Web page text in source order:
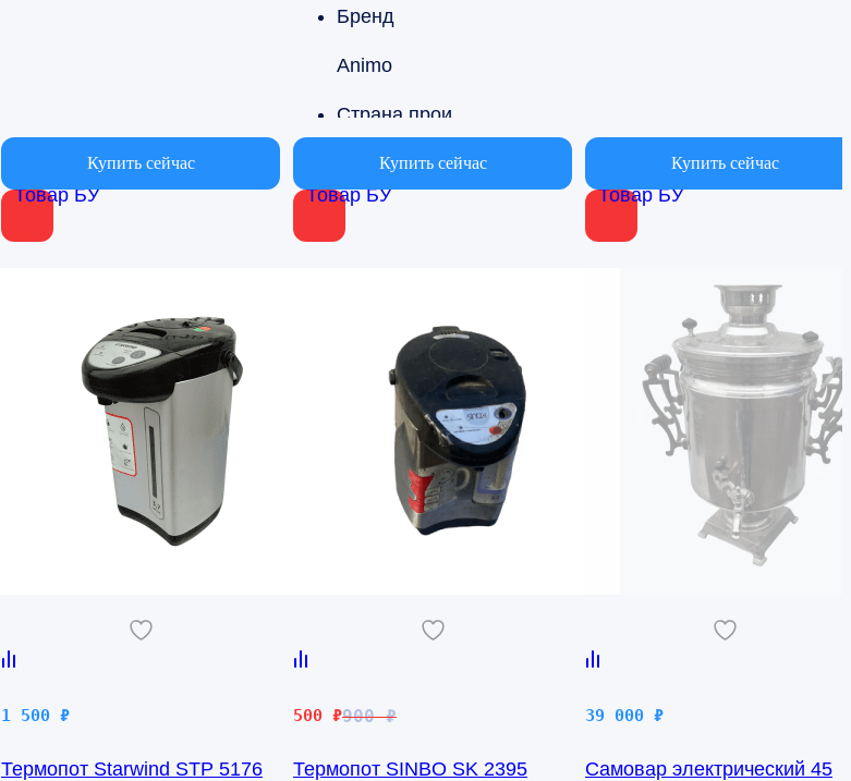
Товар БУ
Купить сейчас
Товар БУ
Бренд
Animo
Нидерланды
Объем
Купить сейчас
Товар БУ
Купить сейчас
1 500 ₽
Термопот Starwind STP 5176
900₽
Первоначальная
составляла
500 ₽
Текущая
500 ₽.
Термопот SINBO SK 2395
39 000 ₽
Самовар электрический 45